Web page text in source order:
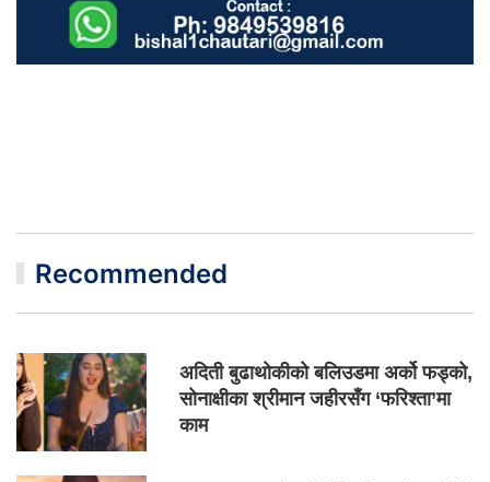
Recommended
अदिती बुढाथोकीको बलिउडमा अर्को फड्को,
सोनाक्षीका श्रीमान जहीरसँग ‘फरिश्ता’मा
काम